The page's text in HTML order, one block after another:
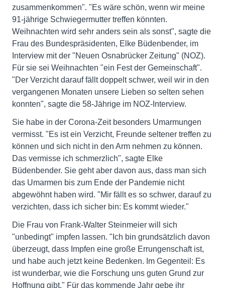
zusammenkommen". "Es wäre schön, wenn wir meine
91-jährige Schwiegermutter treffen könnten.
Weihnachten wird sehr anders sein als sonst", sagte die
Frau des Bundespräsidenten, Elke Büdenbender, im
Interview mit der "Neuen Osnabrücker Zeitung" (NOZ).
Für sie sei Weihnachten "ein Fest der Gemeinschaft".
"Der Verzicht darauf fällt doppelt schwer, weil wir in den
vergangenen Monaten unsere Lieben so selten sehen
konnten", sagte die 58-Jährige im NOZ-Interview.
Sie habe in der Corona-Zeit besonders Umarmungen
vermisst. "Es ist ein Verzicht, Freunde seltener treffen zu
können und sich nicht in den Arm nehmen zu können.
Das vermisse ich schmerzlich", sagte Elke
Büdenbender. Sie geht aber davon aus, dass man sich
das Umarmen bis zum Ende der Pandemie nicht
abgewöhnt haben wird. "Mir fällt es so schwer, darauf zu
verzichten, dass ich sicher bin: Es kommt wieder."
Die Frau von Frank-Walter Steinmeier will sich
"unbedingt" impfen lassen. "Ich bin grundsätzlich davon
überzeugt, dass Impfen eine große Errungenschaft ist,
und habe auch jetzt keine Bedenken. Im Gegenteil: Es
ist wunderbar, wie die Forschung uns guten Grund zur
Hoffnung gibt." Für das kommende Jahr gebe ihr